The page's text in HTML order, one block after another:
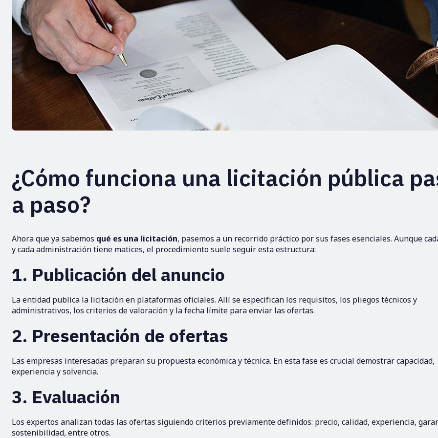
¿Cómo funciona una licitación pública
a paso?
Ahora que ya sabemos qué es una licitación, pasemos a un recorrido práctico por sus fases esenciales. Aunque
y cada administración tiene matices, el procedimiento suele seguir esta estructura:
1. Publicación del anuncio
La entidad publica la licitación en plataformas oficiales. Allí se especifican los requisitos, los pliegos técnicos y
administrativos, los criterios de valoración y la fecha límite para enviar las ofertas.
2. Presentación de ofertas
Las empresas interesadas preparan su propuesta económica y técnica. En esta fase es crucial demostrar capacidad,
experiencia y solvencia.
3. Evaluación
Los expertos analizan todas las ofertas siguiendo criterios previamente definidos: precio, calidad, experiencia,
sostenibilidad, entre otros.